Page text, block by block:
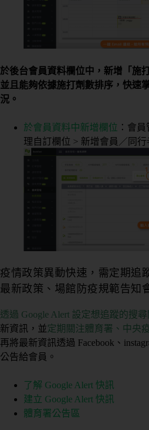
於後台會員資料欄位中，新增「施
並且能夠依據施打劑數排序，快速
況。
於會員資料中新增欄位 ：會
理自訂欄位 > 新增會員／同行
疫情政策異動快速，需定期追
最新政策、場館防疫規範告知
透過 Google Alert 設定想追蹤的搜
新資訊，並定期關注體育署、中央
再將最新資訊透過 Facebook、
公告給會員。
了解 Google Alert 快訊
建立 Google Alert 快訊
體育署公告區